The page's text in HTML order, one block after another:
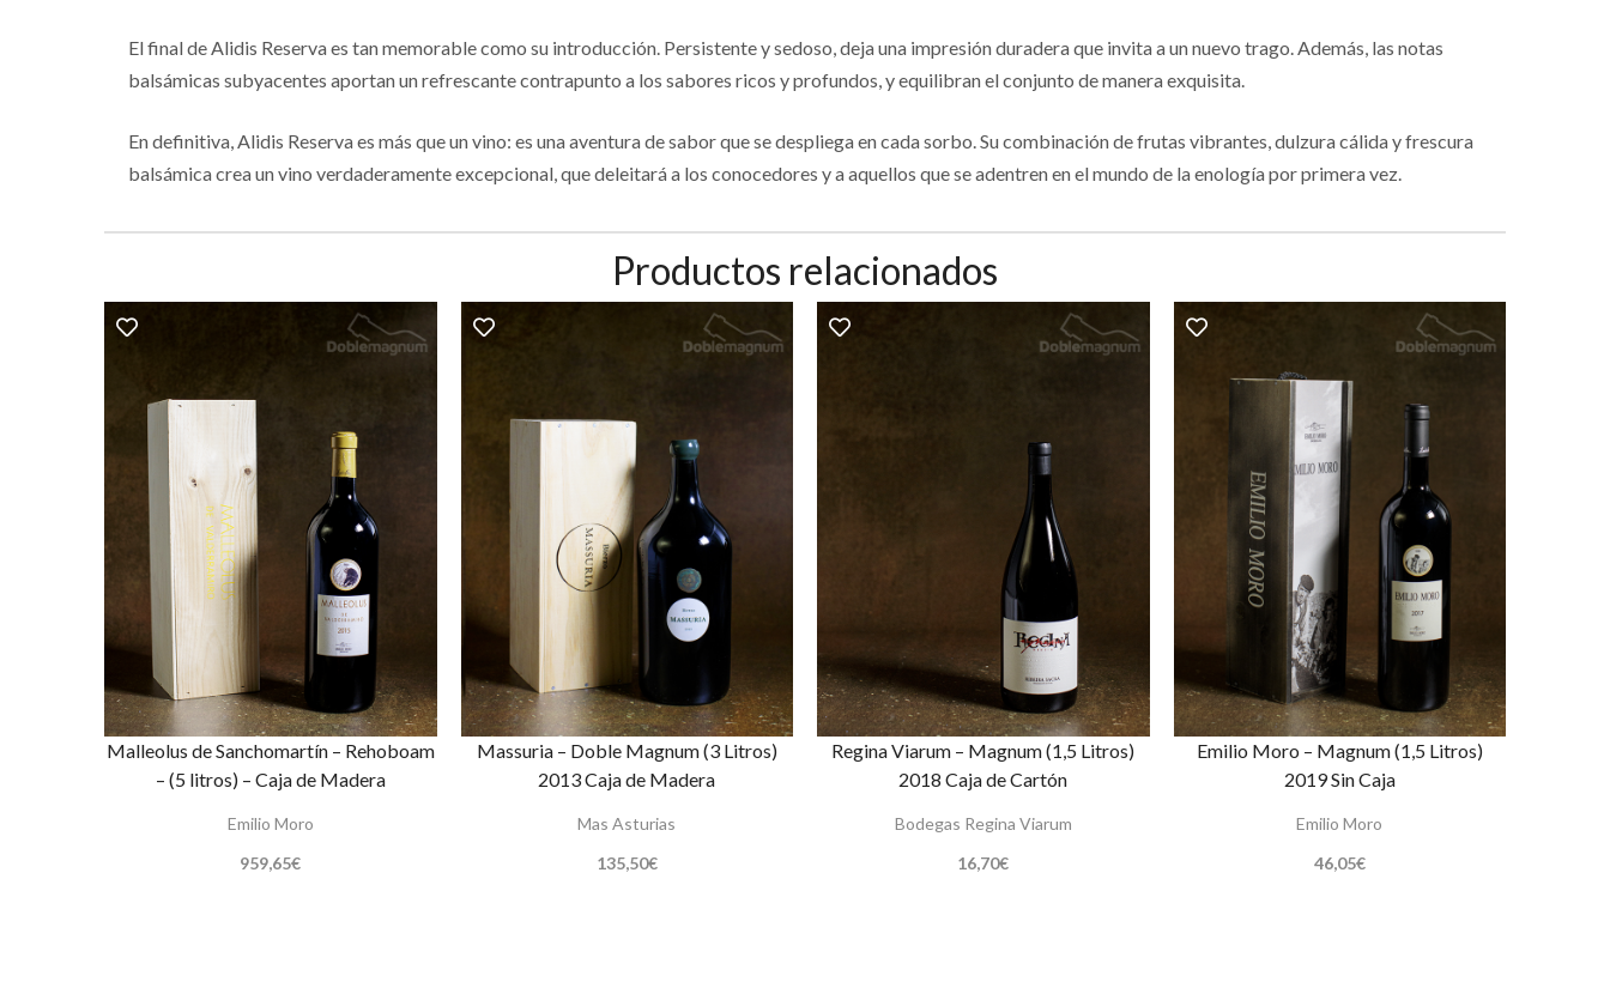
El final de Alidis Reserva es tan memorable como su introducción. Persistente y sedoso, deja una impresión duradera que invita a un nuevo trago. Además, las notas
balsámicas subyacentes aportan un refrescante contrapunto a los sabores ricos y profundos, y equilibran el conjunto de manera exquisita.
En definitiva, Alidis Reserva es más que un vino: es una aventura de sabor que se despliega en cada sorbo. Su combinación de frutas vibrantes, dulzura cálida y frescura
balsámica crea un vino verdaderamente excepcional, que deleitará a los conocedores y a aquellos que se adentren en el mundo de la enología por primera vez.
Productos relacionados
Malleolus de Sanchomartín – Rehoboam
– (5 litros) – Caja de Madera
Emilio Moro
959,65€
Massuria – Doble Magnum (3 Litros)
2013 Caja de Madera
Mas Asturias
135,50€
Regina Viarum – Magnum (1,5 Litros)
2018 Caja de Cartón
Bodegas Regina Viarum
16,70€
Emilio Moro – Magnum (1,5 Litros)
2019 Sin Caja
Emilio Moro
46,05€